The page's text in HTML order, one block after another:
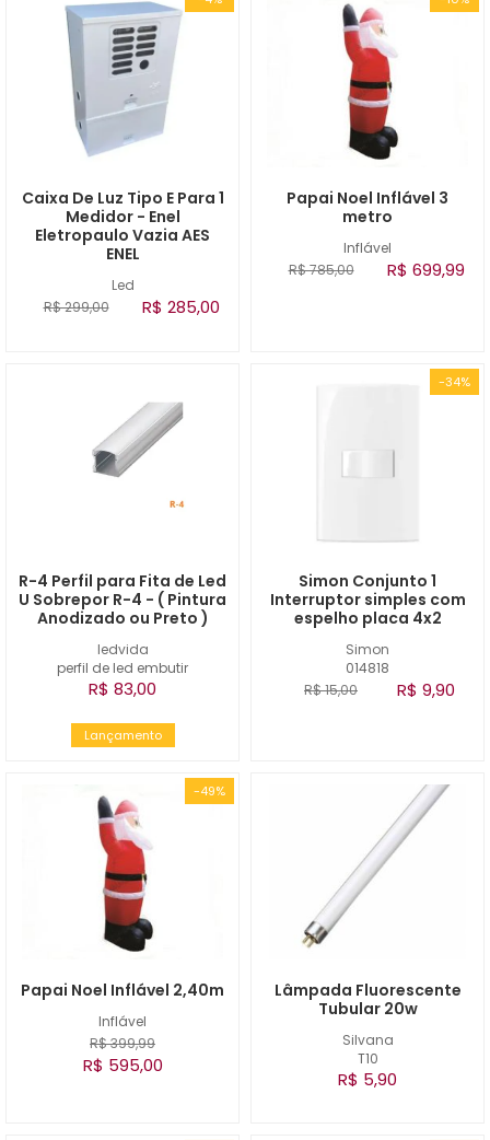
Led
Caixa De Luz Tipo E Para 1
Medidor - Enel
Eletropaulo Vazia AES
ENEL
R$ 299,00 R$ 285,00
Inflável
Papai Noel Inflável 3
metro
R$ 785,00 R$ 699,99
ledvida
perfil de led embutir
R-4 Perfil para Fita de Led
U Sobrepor R-4 - ( Pintura
Anodizado ou Preto )
R$ 83,00
Lançamento
-34%
Simon
014818
Simon Conjunto 1
Interruptor simples com
espelho placa 4x2
R$ 15,00 R$ 9,90
-49%
Inflável
Papai Noel Inflável 2,40m
R$ 399,99
R$ 595,00
Silvana
T10
Lâmpada Fluorescente
Tubular 20w
R$ 5,90